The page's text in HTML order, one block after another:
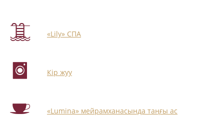
«Lily» СПА
Кір жуу
«Lumina» мейрамханасында таңғы ас